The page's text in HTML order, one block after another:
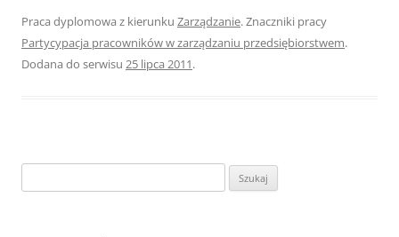
Praca dyplomowa z kierunku Zarządzanie. Znaczniki pracy
Partycypacja pracowników w zarządzaniu przedsiębiorstwem.
Dodana do serwisu 25 lipca 2011.
z